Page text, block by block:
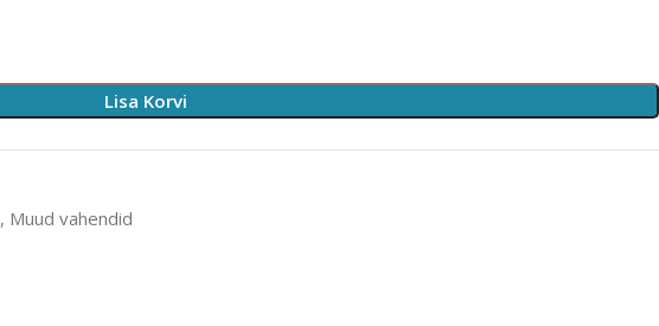
Lisa Korvi
, Muud vahendid